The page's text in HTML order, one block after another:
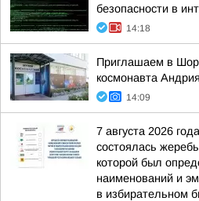
безопасности в
14:18
Приглашаем в
космонавта
14:09
7 августа 2026
состоялась
которой был
наименований и
в избирательном